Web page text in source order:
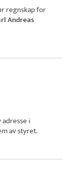
regnskap for
Andreas
i
av styret.